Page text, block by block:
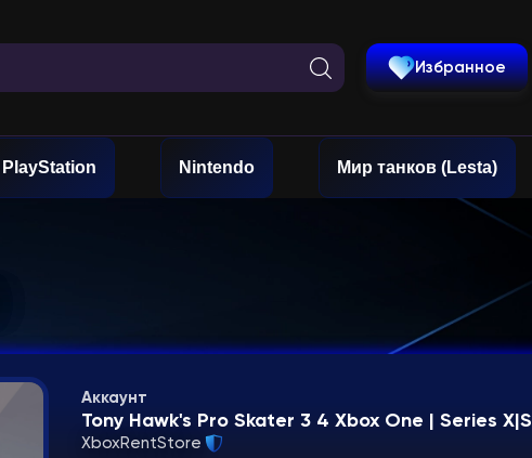
Избранное
PlayStation Nintendo Мир танков (Lesta)
Аккаунт
Tony Hawk's Pro Skater 3 4 Xbox One | Series X|S
XboxRentStore